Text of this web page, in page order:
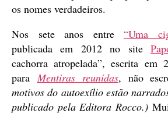
os nomes verdadeiros.
Nos sete anos entre “Uma
publicada em 2012 no site
cachorra atropelada”, escrita em
para Mentiras reunidas, não
motivos do autoexílio estão
publicado pela Editora Rocco.)